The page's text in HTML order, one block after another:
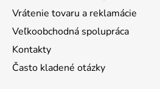
Vrátenie tovaru a reklamácie
Veľkoobchodná spolupráca
Kontakty
Často kladené otázky